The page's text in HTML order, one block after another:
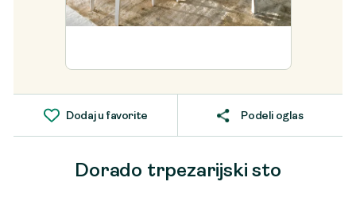
Dodaj u favorite Podeli oglas
Dorado trpezarijski sto